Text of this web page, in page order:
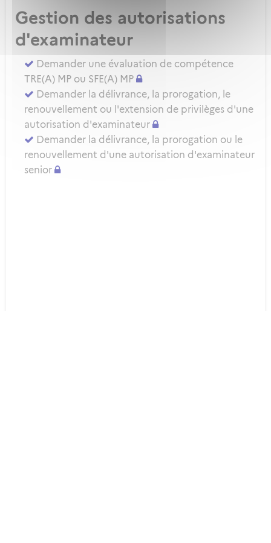
Gestion des autorisations
d'examinateur
Demander une évaluation de compétence
TRE(A) MP ou SFE(A) MP
Demander la délivrance, la prorogation, le
renouvellement ou l'extension de privilèges d'une
autorisation d'examinateur
Demander la délivrance, la prorogation ou le
renouvellement d'une autorisation d'examinateur
senior